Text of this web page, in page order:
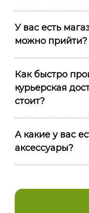
У вас есть
можно прийти?
Как быстро
курьерская
стоит?
А какие у вас
аксессуары?